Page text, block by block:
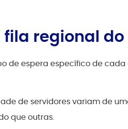
regional do
de espera específico de
de servidores variam de
que outras.